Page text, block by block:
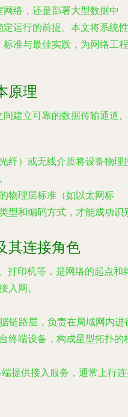
络，还是部署大型数据中
运行的前提。本文将系统性
准与最佳实践，为网络工程
原理
建立可靠的数据传输通道。
纤）或无线介质将设备物理
物理层标准（如以太网标
型和编码方式，才能成功识
其连接角色
打印机等，是网络的起点和
入网。
链路层，负责在局域网内进
终端设备，构成星型拓扑的
端提供接入服务，通常上行